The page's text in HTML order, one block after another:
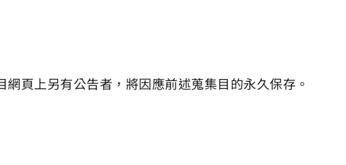
頁上另有公告者，將因應前述蒐集目的永久保存。